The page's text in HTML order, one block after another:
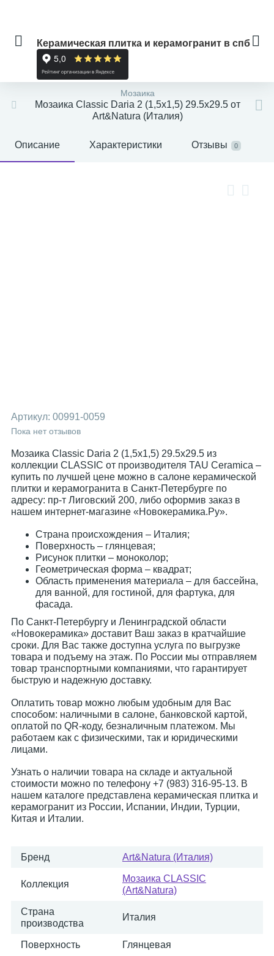
Керамическая плитка и керамогранит в спб
Мозаика
Мозаика Classic Daria 2 (1,5х1,5) 29.5x29.5 от
Art&Natura (Италия)
Описание Характеристики Отзывы 0
Артикул: 00991-0059
Пока нет отзывов
Мозаика Classic Daria 2 (1,5х1,5) 29.5x29.5 из
коллекции CLASSIC от производителя TAU Ceramica –
купить по лучшей цене можно в салоне керамической
плитки и керамогранита в Санкт-Петербурге по
адресу: пр-т Лиговский 200, либо оформив заказ в
нашем интернет-магазине «Новокерамика.Ру».
Страна происхождения – Италия;
Поверхность – глянцевая;
Рисунок плитки – моноколор;
Геометрическая форма – квадрат;
Область применения материала – для бассейна,
для ванной, для гостиной, для фартука, для
фасада.
По Санкт-Петербургу и Ленинградской области
«Новокерамика» доставит Ваш заказ в кратчайшие
сроки. Для Вас также доступна услуга по выгрузке
товара и подъему на этаж. По России мы отправляем
товар транспортными компаниями, что гарантирует
быструю и надежную доставку.
Оплатить товар можно любым удобным для Вас
способом: наличными в салоне, банковской картой,
оплатой по QR-коду, безналичным платежом. Мы
работаем как с физическими, так и юридическими
лицами.
Узнать о наличии товара на складе и актуальной
стоимости можно по телефону +7 (983) 316-95-13. В
нашем каталоге представлена керамическая плитка и
керамогранит из России, Испании, Индии, Турции,
Китая и Италии.
Бренд Art&Natura (Италия)
Коллекция
Мозаика CLASSIC
(Art&Natura)
Страна
производства
Италия
Поверхность Глянцевая